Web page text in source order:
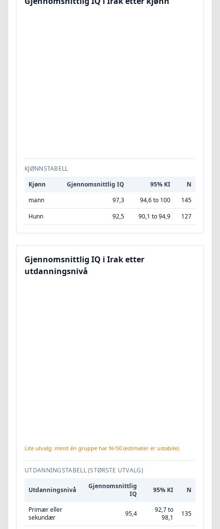
KJØNNSTABELL
Kjønn
Gjennomsnittlig IQ 95% KI
N
mann
97,3 94,6 to 100
145
Hunn
92,5 90,1 to 94,9 127
Gjennomsnittlig IQ i Irak etter
utdanningsnivå
Lite utvalg: minst én gruppe har N<50 (estimater er ustabile).
UTDANNINGSTABELL (STØRSTE UTVALG)
Utdanningsnivå
Gjennomsnittlig
IQ
95% KI N
Primær eller
sekundær
95,4
92,7 to
98,1
135